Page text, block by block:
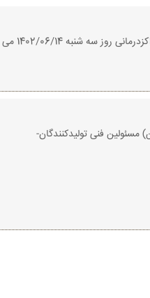
ثبت نام دوره‌ی مجازی مسئولین فنی توزیع ودرمانی از روز دو شنبه مورخ 1402/05/23 ساعت 13 آغاز می شود و شروع دوره‌ی مجازی مسئولین فنی توزیع ومراکزدرمانی روز سه شنبه 1402/06/14 می
12 آغاز میگردد و شروع دوره‌ی مجازی (آنلاین) مسئولین فنی تولیدکنندگان-